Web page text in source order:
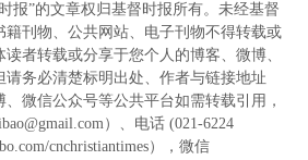
报”的文章权归基督时报所有。未经基督
籍刊物、公共网站、电子刊物不得转载或
者转载或分享于您个人的博客、微博、
务必清楚标明出处、作者与链接地址
、微信公众号等公共平台如需转载引用，
）、电话 (021-6224
cnchristiantimes），微信